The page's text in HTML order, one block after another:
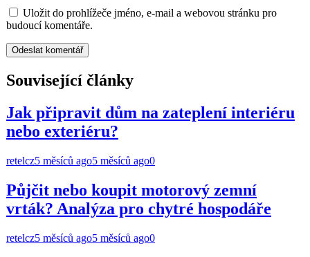
Uložit do prohlížeče jméno, e-mail a webovou stránku pro
budoucí komentáře.
Související články
Jak připravit dům na zateplení interiéru
nebo exteriéru?
retelcz5 měsíců ago5 měsíců ago0
Půjčit nebo koupit motorový zemní
vrták? Analýza pro chytré hospodáře
retelcz5 měsíců ago5 měsíců ago0